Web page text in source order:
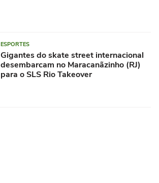
ESPORTES
Gigantes do skate street internacional
desembarcam no Maracanãzinho (RJ)
para o SLS Rio Takeover